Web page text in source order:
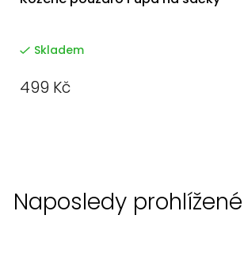
Skladem
499 Kč
Naposledy